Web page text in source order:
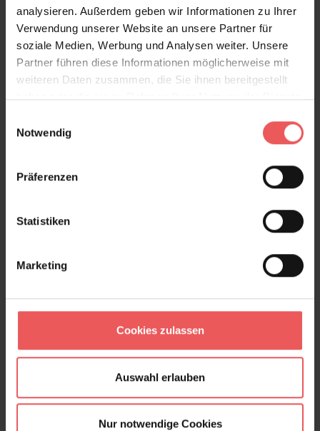
analysieren. Außerdem geben wir Informationen zu Ihrer
Verwendung unserer Website an unsere Partner für
soziale Medien, Werbung und Analysen weiter. Unsere
Partner führen diese Informationen möglicherweise mit
weiteren Daten zusammen, die Sie ihnen bereitgestellt
haben oder die sie im Rahmen Ihrer Nutzung der Dienste
Notwendig
Präferenzen
Statistiken
Marketing
Cookies zulassen
Auswahl erlauben
Nur notwendige Cookies
98,00 €